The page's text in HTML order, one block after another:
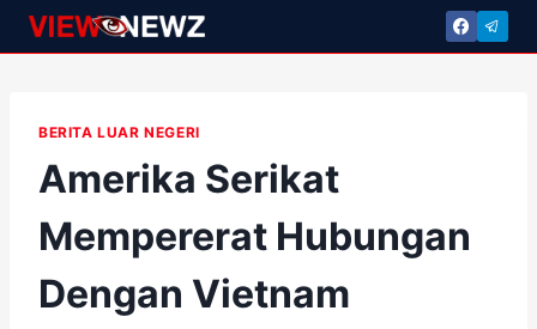
Skip
to
BERITA LUAR NEGERI
Amerika Serikat
Mempererat Hubungan
Dengan Vietnam